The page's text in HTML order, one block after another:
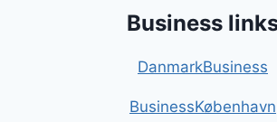
Business
DanmarkBusiness
BusinessKøbenhavn